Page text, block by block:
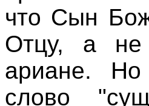
что Сын
Отцу, а не
ариане.
слово